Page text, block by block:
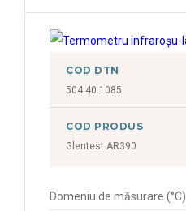
COD DTN
504.40.1085
COD PRODUS
Glentest AR390
Domeniu de măsurare (°C)